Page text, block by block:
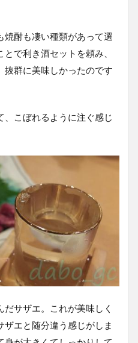
焼酎も凄い種類があって選
で利き酒セットを頼み、
抜群に美味しかったのです
、こぼれるように注ぐ感じ
サザエ。これが美味しく
エと随分違う感じがしま